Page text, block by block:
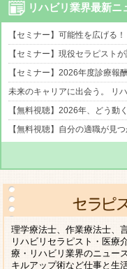
リハビリ業界最新ニ
【セミナー】可能性を広げる
【セミナー】現役セラピスト
【セミナー】2026年度診療報
未来のキャリアに出会う。 リ
【無料視聴】2026年、どう動
【無料視聴】自分の適職が見
理学療法士、作業療法士
リハビリセラピスト・医療
療・リハビリ業界のニュー
キルアップ術など仕事と生